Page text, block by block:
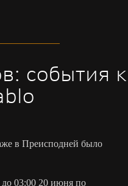
события к
в Преисподней было
03:00 20 июня по